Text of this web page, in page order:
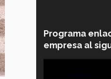
Programa
empresa al